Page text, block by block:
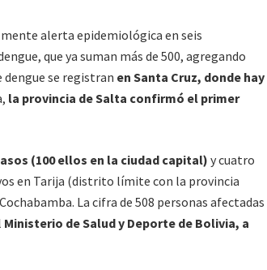
alerta epidemiológica en seis
que ya suman más de 500, agregando
dengue se registran en Santa Cruz, donde hay
la provincia de Salta confirmó el primer
(100 ellos en la ciudad capital) y cuatro
en Tarija (distrito límite con la provincia
La cifra de 508 personas afectadas
Ministerio de Salud y Deporte de Bolivia, a